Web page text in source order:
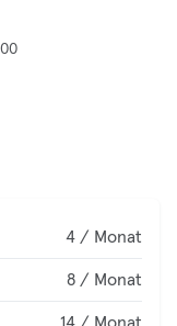
4 / Monat
8 / Monat